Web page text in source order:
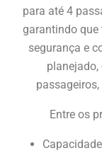
para até 4
garantindo
segurança e
Entre os